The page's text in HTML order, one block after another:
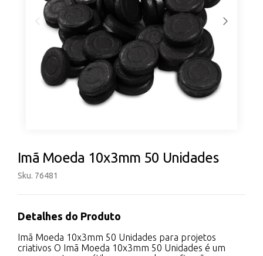
Imã Moeda 10x3mm 50 Unidades
Sku. 76481
Detalhes do Produto
Imã Moeda 10x3mm 50 Unidades para projetos
criativos O Imã Moeda 10x3mm 50 Unidades é um